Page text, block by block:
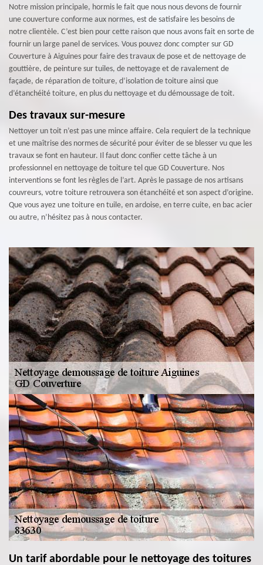
Notre mission principale, hormis le fait que nous nous devons de fournir
une couverture conforme aux normes, est de satisfaire les besoins de
notre clientèle. C’est bien pour cette raison que nous avons fait en sorte de
fournir un large panel de services. Vous pouvez donc compter sur GD
Couverture à Aiguines pour faire des travaux de pose et de nettoyage de
gouttière, de peinture sur tuiles, de nettoyage et de ravalement de
façade, de réparation de toiture, d’isolation de toiture ainsi que
d’étanchéité toiture, en plus du nettoyage et du démoussage de toit.
Des travaux sur-mesure
Nettoyer un toit n’est pas une mince affaire. Cela requiert de la technique
et une maîtrise des normes de sécurité pour éviter de se blesser vu que les
travaux se font en hauteur. Il faut donc confier cette tâche à un
professionnel en nettoyage de toiture tel que GD Couverture. Nos
interventions se font les règles de l’art. Après le passage de nos artisans
couvreurs, votre toiture retrouvera son étanchéité et son aspect d’origine.
Que vous ayez une toiture en tuile, en ardoise, en terre cuite, en bac acier
ou autre, n’hésitez pas à nous contacter.
Un tarif abordable pour le nettoyage des toitures